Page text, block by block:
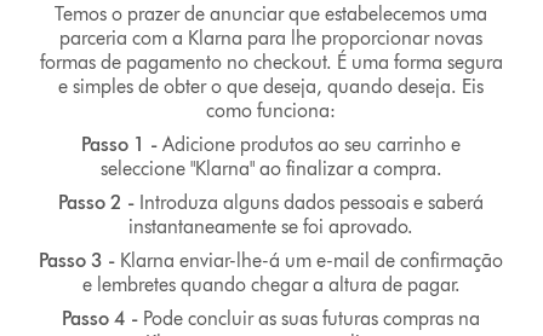
Temos o prazer de anunciar que estabelecemos uma
parceria com a Klarna para lhe proporcionar novas
formas de pagamento no checkout. É uma forma segura
e simples de obter o que deseja, quando deseja. Eis
como funciona:
Passo 1 - Adicione produtos ao seu carrinho e
seleccione "Klarna" ao finalizar a compra.
Passo 2 - Introduza alguns dados pessoais e saberá
instantaneamente se foi aprovado.
Passo 3 - Klarna enviar-lhe-á um e-mail de confirmação
e lembretes quando chegar a altura de pagar.
Passo 4 - Pode concluir as suas futuras compras na